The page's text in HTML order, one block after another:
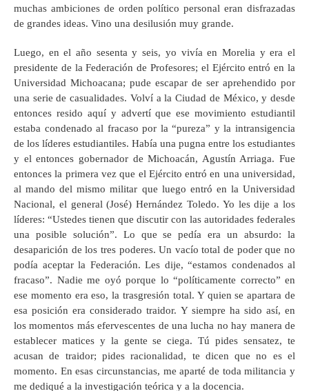
muchas ambiciones de orden político personal eran disfrazadas
de grandes ideas. Vino una desilusión muy grande.
Luego, en el año sesenta y seis, yo vivía en Morelia y era el
presidente de la Federación de Profesores; el Ejército entró en la
Universidad Michoacana; pude escapar de ser aprehendido por
una serie de casualidades. Volví a la Ciudad de México, y desde
entonces resido aquí y advertí que ese movimiento estudiantil
estaba condenado al fracaso por la “pureza” y la intransigencia
de los líderes estudiantiles. Había una pugna entre los estudiantes
y el entonces gobernador de Michoacán, Agustín Arriaga. Fue
entonces la primera vez que el Ejército entró en una universidad,
al mando del mismo militar que luego entró en la Universidad
Nacional, el general (José) Hernández Toledo. Yo les dije a los
líderes: “Ustedes tienen que discutir con las autoridades federales
una posible solución”. Lo que se pedía era un absurdo: la
desaparición de los tres poderes. Un vacío total de poder que no
podía aceptar la Federación. Les dije, “estamos condenados al
fracaso”. Nadie me oyó porque lo “políticamente correcto” en
ese momento era eso, la trasgresión total. Y quien se apartara de
esa posición era considerado traidor. Y siempre ha sido así, en
los momentos más efervescentes de una lucha no hay manera de
establecer matices y la gente se ciega. Tú pides sensatez, te
acusan de traidor; pides racionalidad, te dicen que no es el
momento. En esas circunstancias, me aparté de toda militancia y
me dediqué a la investigación teórica y a la docencia.